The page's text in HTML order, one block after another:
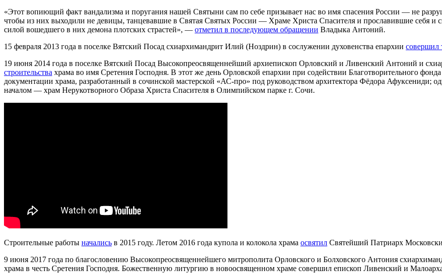
«Этот вопиющий факт вандализма и поругания нашей Святыни сам по себе призывает нас во имя спасения России — не
чтобы из них выходили не девицы, танцевавшие в Святая Святых России — Храме Христа Спасителя и прославившие себя и
силой вошедшего в них демона плотских страстей», — отметил в последующем обращении Владыка Антоний.
15 февраля 2013 года в поселке Вятский Посад схиархимандрит Илий (Ноздрин) в сослужении духовенства епархии совершил
19 июня 2014 года в поселке Вятский Посад Высокопреосвященнейший архиепископ Орловский и Ливенский Антоний и
строительства храма во имя Сретения Господня. В этот же день Орловской епархии при содействии Благотворительного
документации храма, разработанный в сочинской мастерской «АС-про» под руководством архитектора Фёдора Афуксениди;
началом — храм Нерукотворного Образа Христа Спасителя в Олимпийском парке г. Сочи.
Строительные работы начались в 2015 году. Летом 2016 года купола и колокола храма освятил Святейший Патриарх
9 июня 2017 года по благословению Высокопреосвященнейшего митрополита Орловского и Болховского Антония
храма в честь Сретения Господня. Божественную литургию в новоосвященном храме совершил епископ Ливенский и